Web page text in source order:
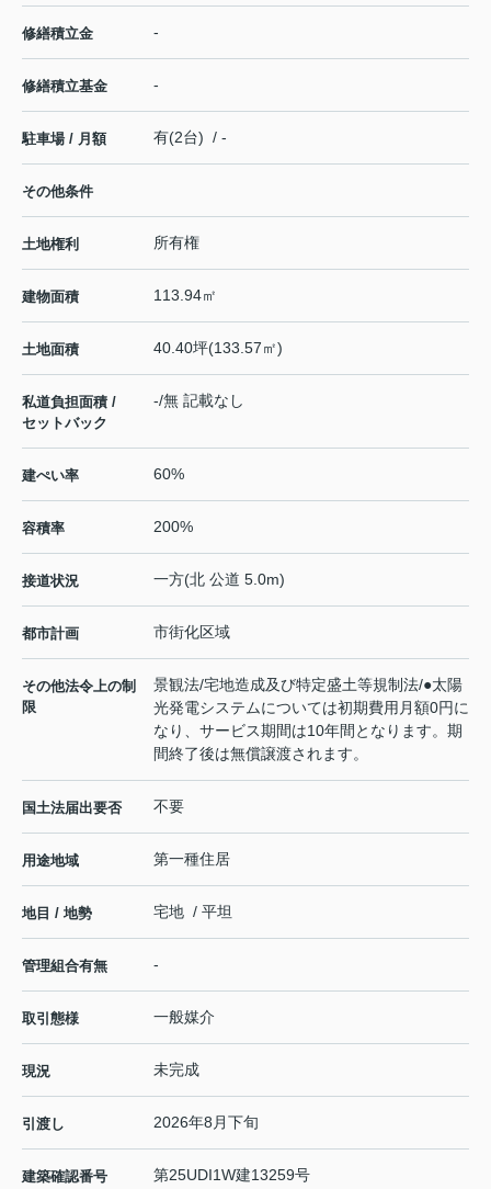
修繕積立金 -
修繕積立基金 -
駐車場 / 月額 有(2台) / -
その他条件
土地権利 所有権
建物面積 113.94㎡
土地面積 40.40坪(133.57㎡)
私道負担面積 /
セットバック
-/無 記載なし
建ぺい率 60%
容積率 200%
接道状況 一方(北 公道 5.0m)
都市計画 市街化区域
その他法令上の制
限
景観法/宅地造成及び特定盛土等規制法/●太陽
光発電システムについては初期費用月額0円に
なり、サービス期間は10年間となります。期
間終了後は無償譲渡されます。
国土法届出要否 不要
用途地域 第一種住居
地目 / 地勢 宅地 / 平坦
管理組合有無 -
取引態様 一般媒介
現況 未完成
引渡し 2026年8月下旬
建築確認番号 第25UDI1W建13259号